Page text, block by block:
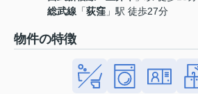
総武線 「荻窪 」駅 徒歩27分
物件の特徴